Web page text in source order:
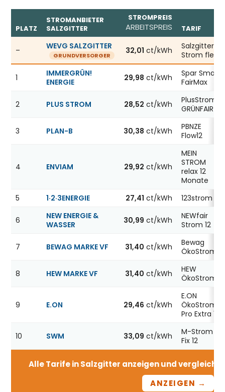
Günstigste Stromanbieter in Salzgitter, Stand
PLATZ
STROMANBIETER
SALZGITTER
STROMPREIS
ARBEITSPREIS TARIF
– WEVG SALZGITTER
GRUNDVERSORGER
32,01 ct/kWh
Salzgitter
Strom flex
1
IMMERGRÜN!
ENERGIE
29,98 ct/kWh
Spar Smart
FairMax
2 PLUS STROM 28,52 ct/kWh
PlusStrom
GRÜNFAIR
3 PLAN-B 30,38 ct/kWh
PBNZE
Flow12
4 ENVIAM 29,92 ct/kWh
MEIN
STROM
relax 12
Monate
5
1·2·3ENERGIE 27,41 ct/kWh 123strom
6
NEW ENERGIE &
WASSER
30,99 ct/kWh
NEWfair
Strom 12
7 BEWAG MARKE VF 31,40 ct/kWh
Bewag
ÖkoStrom12
8 HEW MARKE VF 31,40 ct/kWh
HEW
ÖkoStrom12
9 E.ON 29,46 ct/kWh
E.ON
ÖkoStrom
Pro Extra 12
10 SWM 33,09 ct/kWh
M-Strom
Fix 12
Alle Tarife in Salzgitter anzeigen und vergleichen
ANZEIGEN →